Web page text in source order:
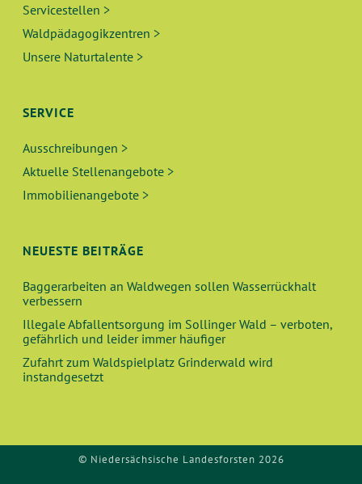
Servicestellen >
Waldpädagogikzentren >
Unsere Naturtalente >
SERVICE
Ausschreibungen >
Aktuelle Stellenangebote >
Immobilienangebote >
NEUESTE BEITRÄGE
Baggerarbeiten an Waldwegen sollen Wasserrückhalt
verbessern
Illegale Abfallentsorgung im Sollinger Wald – verboten,
gefährlich und leider immer häufiger
Zufahrt zum Waldspielplatz Grinderwald wird
instandgesetzt
© Niedersächsische Landesforsten 2026